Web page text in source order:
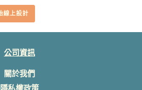
線上設計
公司資訊
關於我們